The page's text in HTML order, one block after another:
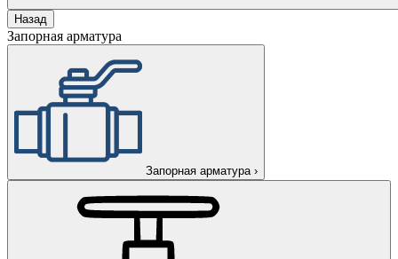
Назад
Запорная арматура
Запорная арматура ›